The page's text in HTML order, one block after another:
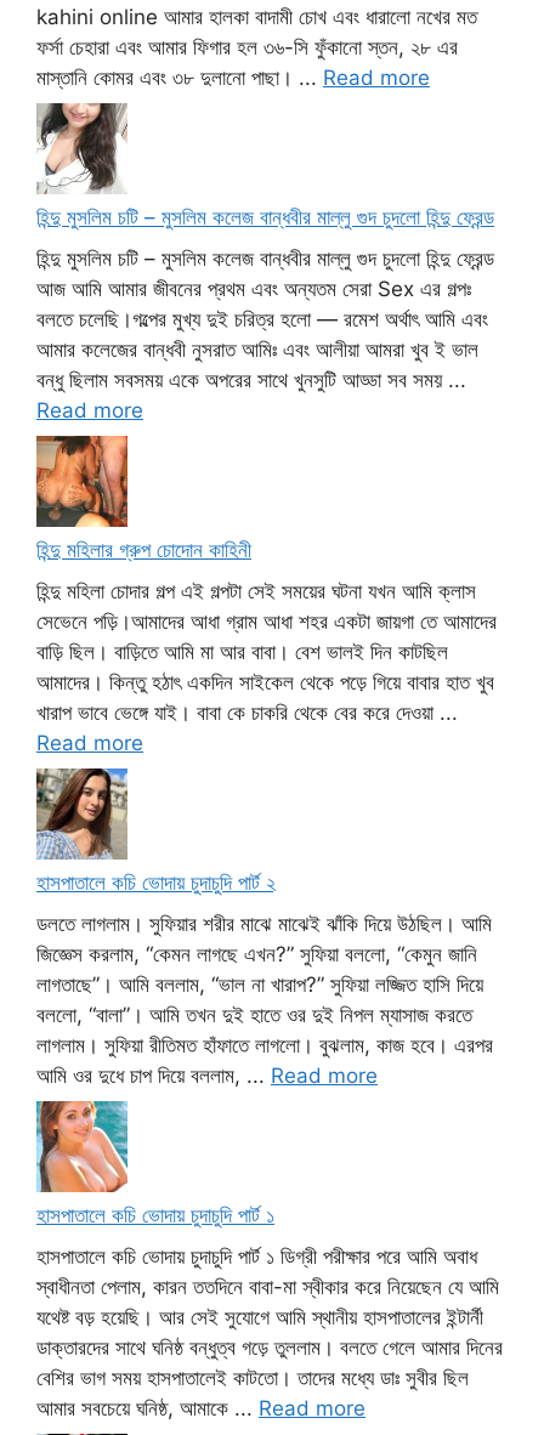
kahini online আমার হালকা বাদামী চোখ এবং ধারালো নখের মত
ফর্সা চেহারা এবং আমার ফিগার হল ৩৬-সি ফুঁকানো স্তন, ২৮ এর
মাস্তানি কোমর এবং ৩৮ দুলানো পাছা। ... Read more
হিন্দু মুসলিম চটি – মুসলিম কলেজ বান্ধবীর মাল্লু গুদ চুদলো হিন্দু ফ্রেন্ড
হিন্দু মুসলিম চটি – মুসলিম কলেজ বান্ধবীর মাল্লু গুদ চুদলো হিন্দু ফ্রেন্ড
আজ আমি আমার জীবনের প্রথম এবং অন্যতম সেরা Sex এর গল্পঃ
বলতে চলেছি।গল্পের মুখ্য দুই চরিত্র হলো — রমেশ অর্থাৎ আমি এবং
আমার কলেজের বান্ধবী নুসরাত আমিঃ এবং আলীয়া আমরা খুব ই ভাল
বন্ধু ছিলাম সবসময় একে অপরের সাথে খুনসুটি আড্ডা সব সময় ...
Read more
হিন্দু মহিলার গ্রুপ চোদোন কাহিনী
হিন্দু মহিলা চোদার গল্প এই গল্পটা সেই সময়ের ঘটনা যখন আমি ক্লাস
সেভেনে পড়ি।আমাদের আধা গ্রাম আধা শহর একটা জায়গা তে আমাদের
বাড়ি ছিল। বাড়িতে আমি মা আর বাবা। বেশ ভালই দিন কাটছিল
আমাদের। কিন্তু হঠাৎ একদিন সাইকেল থেকে পড়ে গিয়ে বাবার হাত খুব
খারাপ ভাবে ভেঙ্গে যাই। বাবা কে চাকরি থেকে বের করে দেওয়া ...
Read more
হাসপাতালে কচি ভোদায় চুদাচুদি পার্ট ২
ডলতে লাগলাম। সুফিয়ার শরীর মাঝে মাঝেই ঝাঁকি দিয়ে উঠছিল। আমি
জিজ্ঞেস করলাম, “কেমন লাগছে এখন?” সুফিয়া বললো, “কেমুন জানি
লাগতাছে”। আমি বললাম, “ভাল না খারাপ?” সুফিয়া লজ্জিত হাসি দিয়ে
বললো, “বালা”। আমি তখন দুই হাতে ওর দুই নিপল ম্যাসাজ করতে
লাগলাম। সুফিয়া রীতিমত হাঁফাতে লাগলো। বুঝলাম, কাজ হবে। এরপর
আমি ওর দুধে চাপ দিয়ে বললাম, ... Read more
হাসপাতালে কচি ভোদায় চুদাচুদি পার্ট ১
হাসপাতালে কচি ভোদায় চুদাচুদি পার্ট ১ ডিগ্রী পরীক্ষার পরে আমি অবাধ
স্বাধীনতা পেলাম, কারন ততদিনে বাবা-মা স্বীকার করে নিয়েছেন যে আমি
যথেষ্ট বড় হয়েছি। আর সেই সুযোগে আমি স্থানীয় হাসপাতালের ইন্টার্নী
ডাক্তারদের সাথে ঘনিষ্ঠ বন্ধুত্ব গড়ে তুললাম। বলতে গেলে আমার দিনের
বেশির ভাগ সময় হাসপাতালেই কাটতো। তাদের মধ্যে ডাঃ সুবীর ছিল
আমার সবচেয়ে ঘনিষ্ঠ, আমাকে ... Read more